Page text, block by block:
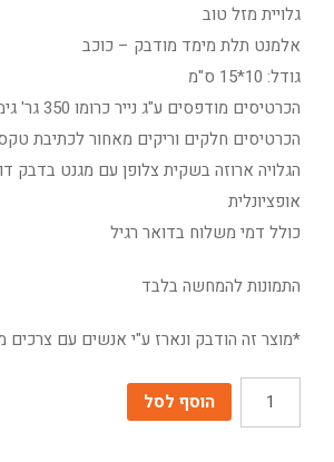
גלויית מזל טוב
אלמנט תלת מימד מודבק – כוכב
גודל: 10*15 ס"מ
הכרטיסים מודפסים ע"ג נייר כרומו 350 גר' גימור למינציה.
הכרטיסים חלקים וריקים מאחור לכתיבת
הגלויה ארוזה בשקית צלופן עם מגנט בדבק
אופציונלית
כולל דמי משלוח בדואר רגיל
התמונות להמחשה בלבד
*מוצר זה הודבק ונארז ע"י אנשים עם צרכים
כמות הוסף לסל